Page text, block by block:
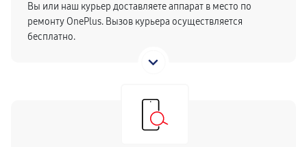
Вы или наш курьер доставляете аппарат в место по
ремонту OnePlus. Вызов курьера осуществляется
бесплатно.